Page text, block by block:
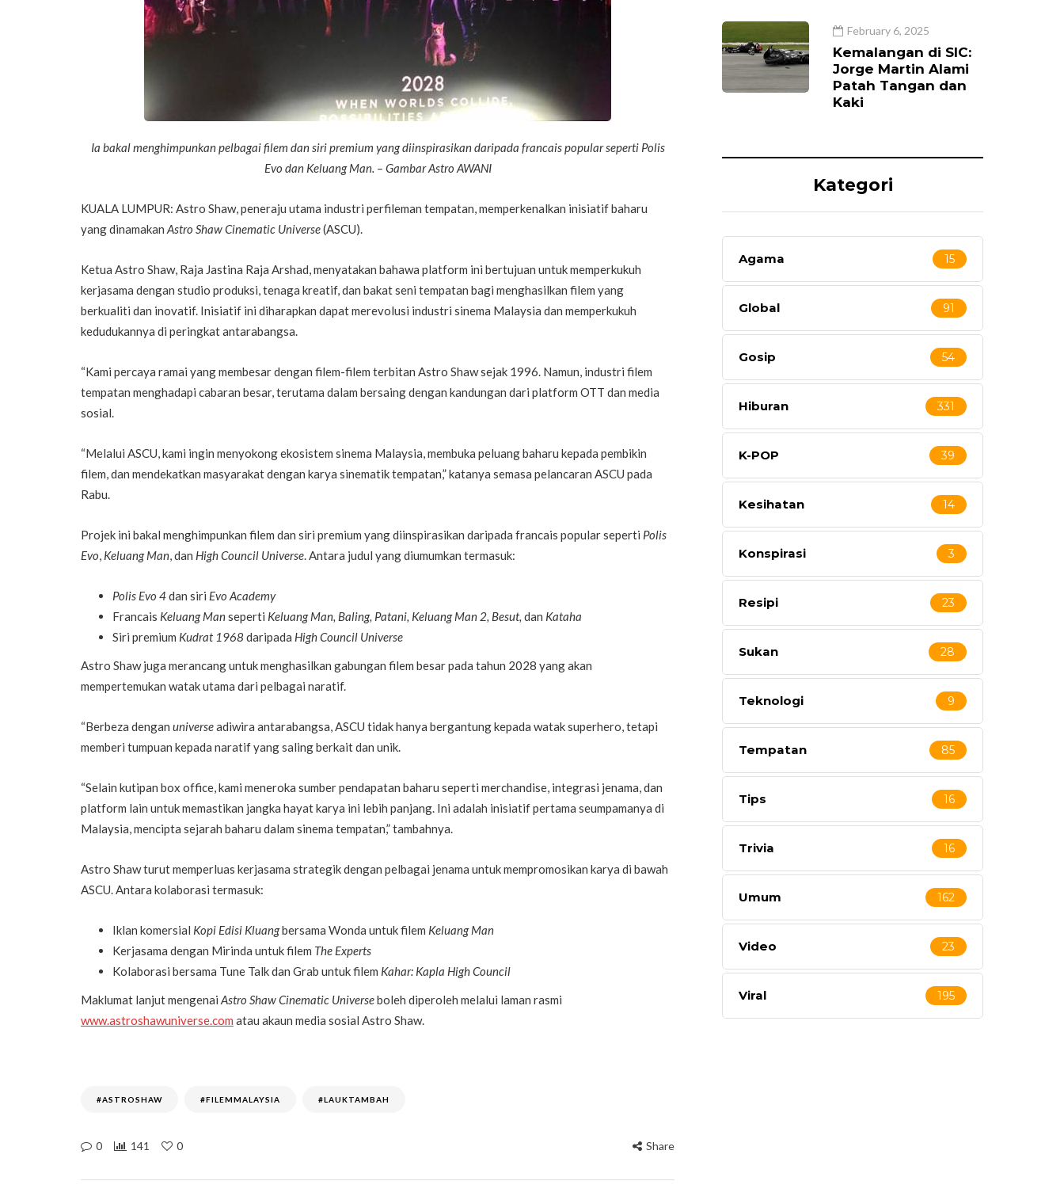
Ia bakal menghimpunkan pelbagai filem dan siri premium yang diinspirasikan daripada francais popular seperti Polis
Evo dan Keluang Man. – Gambar Astro AWANI
KUALA LUMPUR: Astro Shaw, peneraju utama industri perfileman tempatan, memperkenalkan inisiatif baharu
yang dinamakan Astro Shaw Cinematic Universe(ASCU).
Ketua Astro Shaw, Raja Jastina Raja Arshad, menyatakan bahawa platform ini bertujuan untuk memperkukuh
kerjasama dengan studio produksi, tenaga kreatif, dan bakat seni tempatan bagi menghasilkan filem yang
berkualiti dan inovatif. Inisiatif ini diharapkan dapat merevolusi industri sinema Malaysia dan memperkukuh
kedudukannya di peringkat antarabangsa.
“Kami percaya ramai yang membesar dengan filem-filem terbitan Astro Shaw sejak 1996. Namun, industri filem
tempatan menghadapi cabaran besar, terutama dalam bersaing dengan kandungan dari platform OTT dan media
sosial.
“Melalui ASCU, kami ingin menyokong ekosistem sinema Malaysia, membuka peluang baharu kepada pembikin
filem, dan mendekatkan masyarakat dengan karya sinematik tempatan,” katanya semasa pelancaran ASCU pada
Rabu.
Projek ini bakal menghimpunkan filem dan siri premium yang diinspirasikan daripada francais popular seperti Polis
Evo, Keluang Man, dan High Council Universe. Antara judul yang diumumkan termasuk:
Polis Evo 4dan siri Evo Academy
Francais Keluang Manseperti Keluang Man, Baling, Patani, Keluang Man 2, Besut, dan Kataha
Siri premium Kudrat 1968 daripada High Council Universe
Astro Shaw juga merancang untuk menghasilkan gabungan filem besar pada tahun 2028 yang akan
mempertemukan watak utama dari pelbagai naratif.
“Berbeza dengan universeadiwira antarabangsa, ASCU tidak hanya bergantung kepada watak superhero, tetapi
memberi tumpuan kepada naratif yang saling berkait dan unik.
“Selain kutipan box office, kami meneroka sumber pendapatan baharu seperti merchandise, integrasi jenama, dan
platform lain untuk memastikan jangka hayat karya ini lebih panjang. Ini adalah inisiatif pertama seumpamanya di
Malaysia, mencipta sejarah baharu dalam sinema tempatan,” tambahnya.
Astro Shaw turut memperluas kerjasama strategik dengan pelbagai jenama untuk mempromosikan karya di bawah
ASCU. Antara kolaborasi termasuk:
Iklan komersial Kopi Edisi Kluangbersama Wonda untuk filem Keluang Man
Kerjasama dengan Mirinda untuk filem The Experts
Kolaborasi bersama Tune Talk dan Grab untuk filem Kahar: Kapla High Council
Maklumat lanjut mengenai Astro Shaw Cinematic Universeboleh diperoleh melalui laman rasmi
www.astroshawuniverse.com atau akaun media sosial Astro Shaw.
#ASTROSHAW #FILEMMALAYSIA #LAUKTAMBAH
0 141 0 Share
February 6, 2025
Kemalangan di SIC:
Jorge Martin Alami
Patah Tangan dan
Kaki
Kategori
Agama 15
Global 91
Gosip 54
Hiburan 331
K-POP 39
Kesihatan 14
Konspirasi 3
Resipi 23
Sukan 28
Teknologi 9
Tempatan 85
Tips 16
Trivia 16
Umum 162
Video 23
Viral 195